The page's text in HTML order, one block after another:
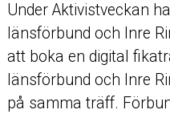
Under Aktivistveckan
länsförbund och Inre
att boka en digital
länsförbund och Inre
på samma träff.